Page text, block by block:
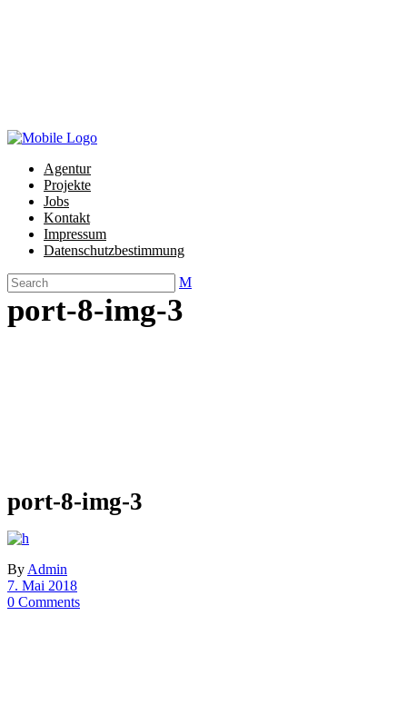
Agentur
Projekte
Jobs
Kontakt
Impressum
Datenschutzbestimmung
port-8-img-3
port-8-img-3
By Admin
7. Mai 2018
0 Comments